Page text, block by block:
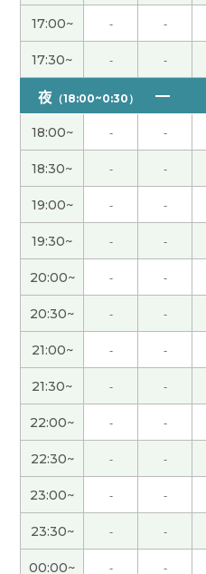
谢谢您给我上课。真的好
很高兴！还有这次也跟您
一定找到工作吧。 那期待
谢谢你关心，
谢谢老师！很开心 请你
下次见！
( 男性 )
好久不见，谢谢你
你也加油吧！！
津巴布韋元的话，通关了呀
不管怎么说自己的父母说
为你好才这样说，所以孩
是值得参考，并不是盲目
也有主见，有自己的思考
谢谢老师上课。是的，这
地步了。有很多应届毕业
很心痛。我但愿他们早日
50代 男性 )
17:00~ - -
17:30~ - -
夜 （18:00~0:30）
18:00~ - -
18:30~ - -
19:00~ - -
19:30~ - -
20:00~ - -
20:30~ - -
21:00~ - -
21:30~ - -
22:00~ - -
22:30~ - -
23:00~ - -
23:30~ - -
00:00~ - -